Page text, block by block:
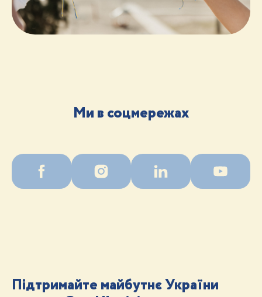
Ми в соцмережах
Підтримайте майбутнє України